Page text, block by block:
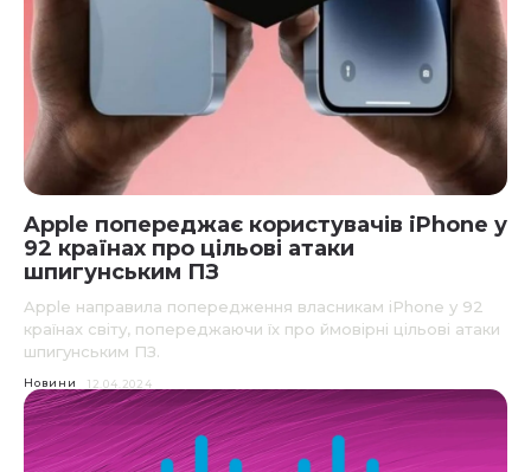
Apple попереджає користувачів iPhone у
92 країнах про цільові атаки
шпигунським ПЗ
Apple направила попередження власникам iPhone у 92
країнах світу, попереджаючи їх про ймовірні цільові атаки
шпигунським ПЗ.
Новини 12.04.2024